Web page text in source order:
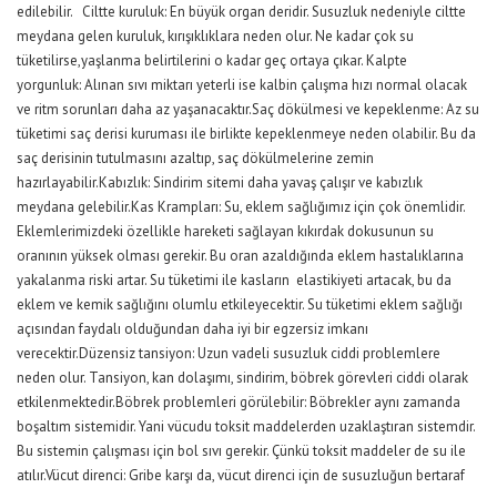
edilebilir. Ciltte kuruluk: En büyük organ deridir. Susuzluk nedeniyle ciltte
meydana gelen kuruluk, kırışıklıklara neden olur. Ne kadar çok su
tüketilirse,yaşlanma belirtilerini o kadar geç ortaya çıkar. Kalpte
yorgunluk: Alınan sıvı miktarı yeterli ise kalbin çalışma hızı normal olacak
ve ritm sorunları daha az yaşanacaktır.Saç dökülmesi ve kepeklenme: Az su
tüketimi saç derisi kuruması ile birlikte kepeklenmeye neden olabilir. Bu da
saç derisinin tutulmasını azaltıp, saç dökülmelerine zemin
hazırlayabilir.Kabızlık: Sindirim sitemi daha yavaş çalışır ve kabızlık
meydana gelebilir.Kas Krampları: Su, eklem sağlığımız için çok önemlidir.
Eklemlerimizdeki özellikle hareketi sağlayan kıkırdak dokusunun su
oranının yüksek olması gerekir. Bu oran azaldığında eklem hastalıklarına
yakalanma riski artar. Su tüketimi ile kasların elastikiyeti artacak, bu da
eklem ve kemik sağlığını olumlu etkileyecektir. Su tüketimi eklem sağlığı
açısından faydalı olduğundan daha iyi bir egzersiz imkanı
verecektir.Düzensiz tansiyon: Uzun vadeli susuzluk ciddi problemlere
neden olur. Tansiyon, kan dolaşımı, sindirim, böbrek görevleri ciddi olarak
etkilenmektedir.Böbrek problemleri görülebilir: Böbrekler aynı zamanda
boşaltım sistemidir. Yani vücudu toksit maddelerden uzaklaştıran sistemdir.
Bu sistemin çalışması için bol sıvı gerekir. Çünkü toksit maddeler de su ile
atılır.Vücut direnci: Gribe karşı da, vücut direnci için de susuzluğun bertaraf